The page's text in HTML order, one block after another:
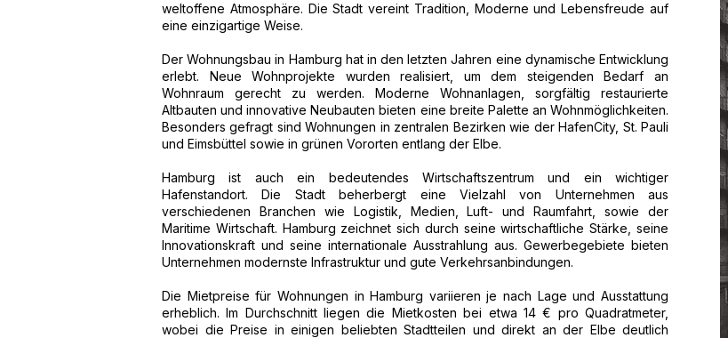
weltoffene Atmosphäre. Die Stadt vereint Tradition, Moderne und Lebensfreude auf
eine einzigartige Weise.
Der Wohnungsbau in Hamburg hat in den letzten Jahren eine dynamische Entwicklung
erlebt. Neue Wohnprojekte wurden realisiert, um dem steigenden Bedarf an
Wohnraum gerecht zu werden. Moderne Wohnanlagen, sorgfältig restaurierte
Altbauten und innovative Neubauten bieten eine breite Palette an Wohnmöglichkeiten.
Besonders gefragt sind Wohnungen in zentralen Bezirken wie der HafenCity, St. Pauli
und Eimsbüttel sowie in grünen Vororten entlang der Elbe.
Hamburg ist auch ein bedeutendes Wirtschaftszentrum und ein wichtiger
Hafenstandort. Die Stadt beherbergt eine Vielzahl von Unternehmen aus
verschiedenen Branchen wie Logistik, Medien, Luft- und Raumfahrt, sowie der
Maritime Wirtschaft. Hamburg zeichnet sich durch seine wirtschaftliche Stärke, seine
Innovationskraft und seine internationale Ausstrahlung aus. Gewerbegebiete bieten
Unternehmen modernste Infrastruktur und gute Verkehrsanbindungen.
Die Mietpreise für Wohnungen in Hamburg variieren je nach Lage und Ausstattung
erheblich. Im Durchschnitt liegen die Mietkosten bei etwa 14 € pro Quadratmeter,
wobei die Preise in einigen beliebten Stadtteilen und direkt an der Elbe deutlich